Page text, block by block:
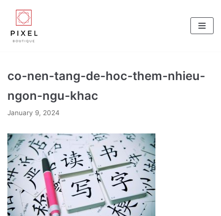
Skip
to
content
co-nen-tang-de-hoc-them-nhieu-
ngon-ngu-khac
January 9, 2024